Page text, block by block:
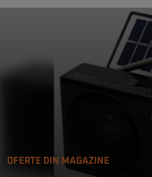
OFERTE DIN MAGAZINE